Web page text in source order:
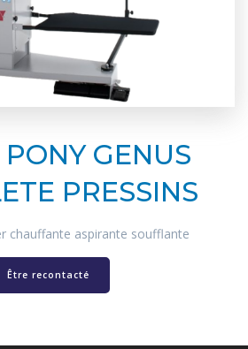
GENUS
PRESSINS
chauffante aspirante soufflante
Être recontacté